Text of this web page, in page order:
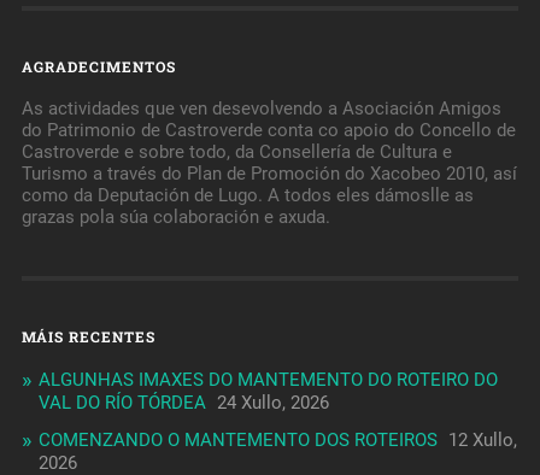
AGRADECIMENTOS
As actividades que ven desevolvendo a Asociación Amigos
do Patrimonio de Castroverde conta co apoio do Concello de
Castroverde e sobre todo, da Consellería de Cultura e
Turismo a través do Plan de Promoción do Xacobeo 2010, así
como da Deputación de Lugo. A todos eles dámoslle as
grazas pola súa colaboración e axuda.
MÁIS RECENTES
ALGUNHAS IMAXES DO MANTEMENTO DO ROTEIRO DO
VAL DO RÍO TÓRDEA 24 Xullo, 2026
COMENZANDO O MANTEMENTO DOS ROTEIROS 12 Xullo,
2026